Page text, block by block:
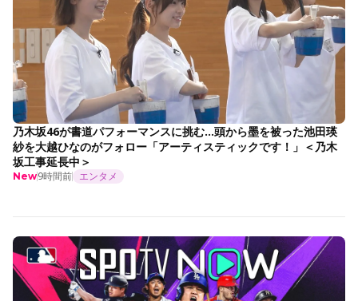
乃木坂46が書道パフォーマンスに挑む…頭から墨を被った池田瑛
紗を大越ひなのがフォロー「アーティスティックです！」＜乃木
坂工事延長中＞
New9時間前 エンタメ